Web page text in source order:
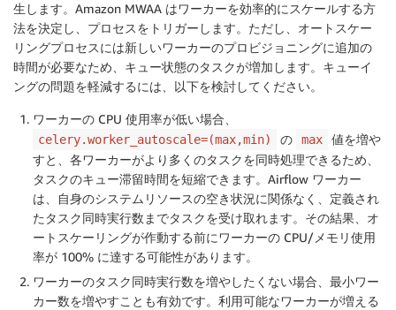
生します。Amazon MWAA はワーカーを効率的にスケールする方
法を決定し、プロセスをトリガーします。ただし、オートスケー
リングプロセスには新しいワーカーのプロビジョニングに追加の
時間が必要なため、キュー状態のタスクが増加します。キューイ
ングの問題を軽減するには、以下を検討してください。
ワーカーの CPU 使用率が低い場合、
celery.worker_autoscale=(max,min) の max
値を増や
すと、各ワーカーがより多くのタスクを同時処理できるため、
タスクのキュー滞留時間を短縮できます。Airflow ワーカー
は、自身のシステムリソースの空き状況に関係なく、定義され
たタスク同時実行数までタスクを受け取れます。その結果、オ
ートスケーリングが作動する前にワーカーの CPU/メモリ使用
率が 100% に達する可能性があります。
ワーカーのタスク同時実行数を増やしたくない場合、最小ワー
カー数を増やすことも有効です。利用可能なワーカーが増える